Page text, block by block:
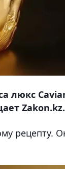
люкс
Zakon.kz.